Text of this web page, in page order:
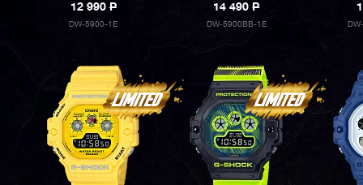
12 990P
DW-5900-1E
14 490P
DW-5900BB-1E